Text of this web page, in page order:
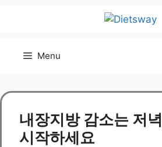
Menu
내장지방 감소는 저
시작하세요